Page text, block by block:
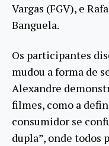
Vargas (FGV), e
Banguela.
Os participantes
mudou a forma de
Alexandre
filmes, como a
consumidor se
dupla”, onde todos